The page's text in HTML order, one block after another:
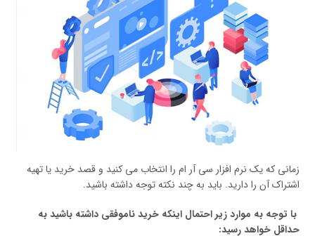
زمانی که یک نرم افزار سی آر ام را انتخاب می کنید و قصد خرید یا تهیه
اشتراک آن را دارید. باید به چند نکته توجه داشته باشید.
با توجه به موارد زیر احتمال اینکه خرید ناموفقی داشته باشید به
حداقل خواهد رسید: